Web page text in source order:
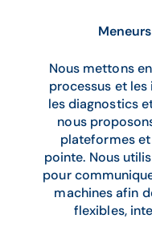
Nous mettons
processus et
les diagnostics
nous
plateformes
pointe. Nous
pour
machines afin
flexibles,